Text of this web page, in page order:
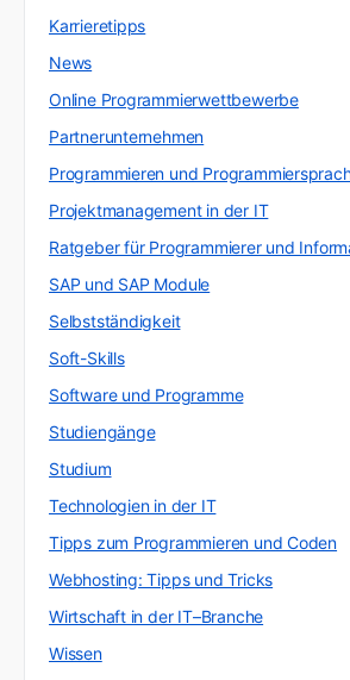
Karrieretipps
News
Online Programmierwettbewerbe
Partnerunternehmen
Programmieren und
Projektmanagement in der IT
Ratgeber für Programmierer und
SAP und SAP Module
Selbstständigkeit
Soft-Skills
Software und Programme
Studiengänge
Studium
Technologien in der IT
Tipps zum Programmieren und Coden
Webhosting: Tipps und Tricks
Wirtschaft in der IT–Branche
Wissen